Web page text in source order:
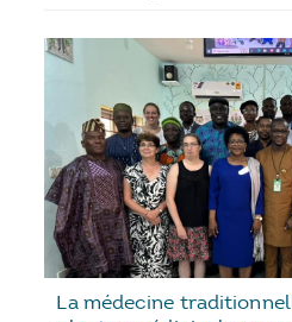
La médecine